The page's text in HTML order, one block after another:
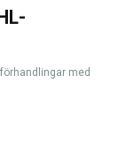
med